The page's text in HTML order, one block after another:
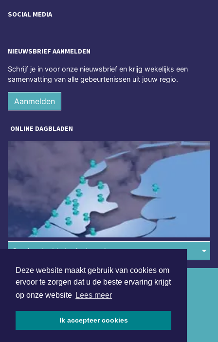
Deze website maakt gebruik van cookies om
ervoor te zorgen dat u de beste ervaring krijgt
op onze website Lees meer
Ik accepteer cookies
SOCIAL MEDIA
NIEUWSBRIEF AANMELDEN
Schrijf je in voor onze nieuwsbrief en krijg wekelijks een
samenvatting van alle gebeurtenissen uit jouw regio.
Aanmelden
ONLINE DAGBLADEN
Overige dagbladen in de regio
Algemene voorwaarden
Disclaimer